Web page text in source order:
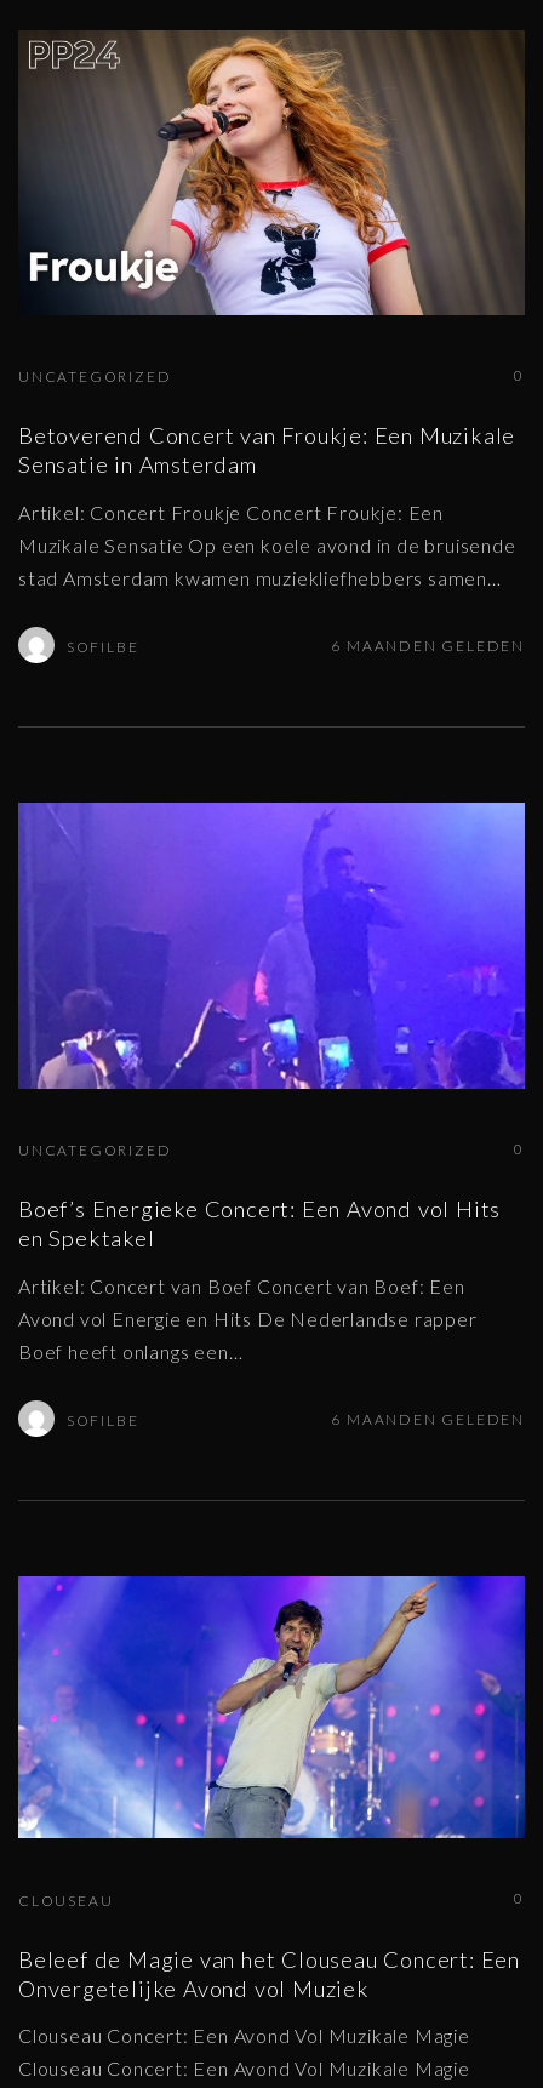
0
UNCATEGORIZED
Betoverend Concert van Froukje: Een Muzikale
Sensatie in Amsterdam
Artikel: Concert Froukje Concert Froukje: Een
Muzikale Sensatie Op een koele avond in de bruisende
stad Amsterdam kwamen muziekliefhebbers samen…
SOFILBE 6 MAANDEN GELEDEN
0
UNCATEGORIZED
Boef’s Energieke Concert: Een Avond vol Hits
en Spektakel
Artikel: Concert van Boef Concert van Boef: Een
Avond vol Energie en Hits De Nederlandse rapper
Boef heeft onlangs een…
SOFILBE 6 MAANDEN GELEDEN
0
CLOUSEAU
Beleef de Magie van het Clouseau Concert: Een
Onvergetelijke Avond vol Muziek
Clouseau Concert: Een Avond Vol Muzikale Magie
Clouseau Concert: Een Avond Vol Muzikale Magie